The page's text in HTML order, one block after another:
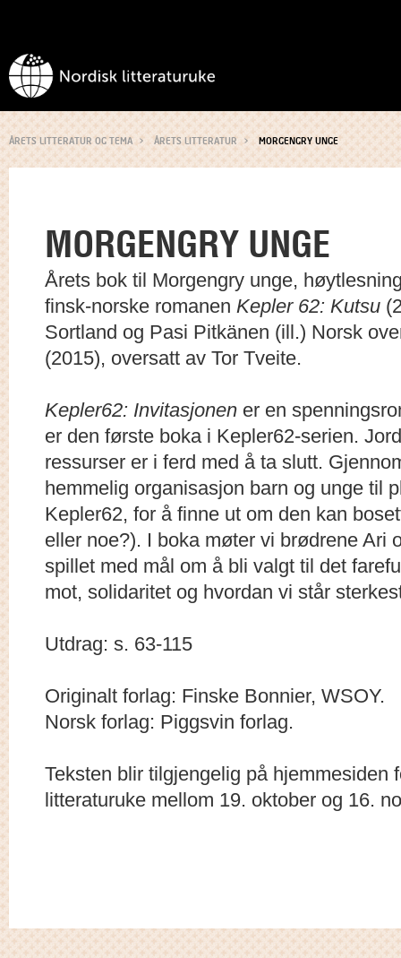
ÅRETS LITTERATUR OG TEMA ÅRETS LITTERATUR MORGENGRY UNGE
MORGENGRY UNGE
Årets bok til Morgengry unge,
finsk-norske romanen Kepler 62: Kutsu
Sortland og Pasi Pitkänen (ill.) Norsk
(2015), oversatt av Tor Tveite.
Kepler62: Invitasjonen er en
er den første boka i Kepler62-serien.
ressurser er i ferd med å ta slutt.
hemmelig organisasjon barn og unge til
Kepler62, for å finne ut om den kan
eller noe?). I boka møter vi brødrene Ari
spillet med mål om å bli valgt til det
mot, solidaritet og hvordan vi står
Utdrag: s. 63-115
Originalt forlag: Finske Bonnier, WSOY.
Norsk forlag: Piggsvin forlag.
Teksten blir tilgjengelig på hjemmesiden
litteraturuke mellom 19. oktober og 16.